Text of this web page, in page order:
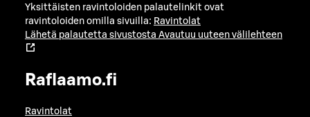
Yksittäisten ravintoloiden palautelinkit ovat
ravintoloiden omilla sivuilla: Ravintolat
Lähetä palautetta sivustosta Avautuu uuteen välilehteen
Raflaamo.fi
Ravintolat